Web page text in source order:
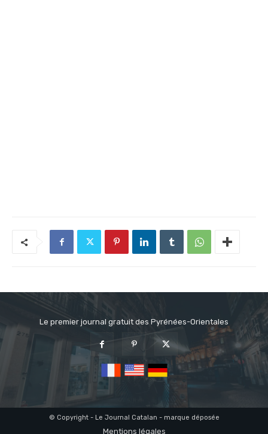
Le premier journal gratuit des Pyrénées-Orientales
© Copyright - Le Journal Catalan - marque déposée
Mentions légales